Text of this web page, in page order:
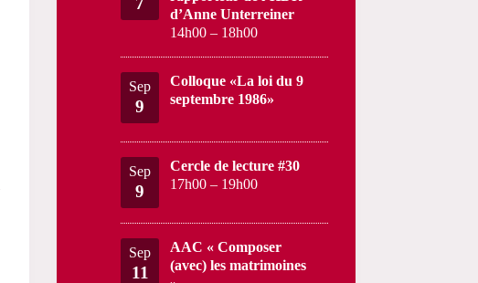
d’Anne Unterreiner
14h00 – 18h00
Sep
9
Colloque «La loi du 9
septembre 1986»
Sep
9
Cercle de lecture #30
17h00 – 19h00
Sep
11
AAC « Composer
(avec) les matrimoines